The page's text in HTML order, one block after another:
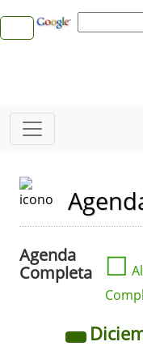
Agenda
Completa
☐